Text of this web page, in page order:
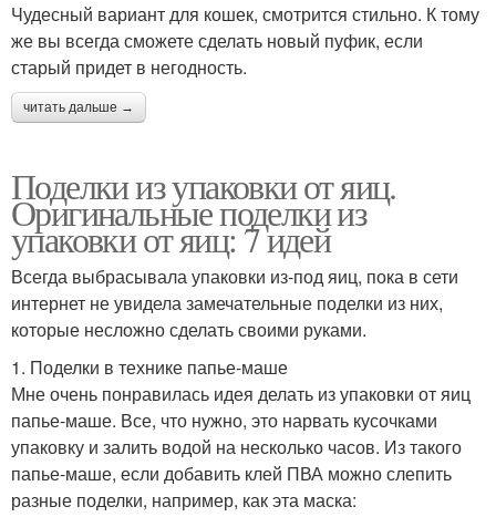
Чудесный вариант для кошек, смотрится стильно. К тому
же вы всегда сможете сделать новый пуфик, если
старый придет в негодность.
читать дальше →
Поделки из упаковки от яиц.
Оригинальные поделки из
упаковки от яиц: 7 идей
Всегда выбрасывала упаковки из-под яиц, пока в сети
интернет не увидела замечательные поделки из них,
которые несложно сделать своими руками.
1. Поделки в технике папье-маше
Мне очень понравилась идея делать из упаковки от яиц
папье-маше. Все, что нужно, это нарвать кусочками
упаковку и залить водой на несколько часов. Из такого
папье-маше, если добавить клей ПВА можно слепить
разные поделки, например, как эта маска: